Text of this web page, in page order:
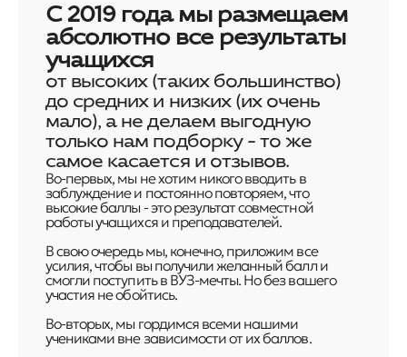
С 2019 года мы размещаем
абсолютно все результаты
учащихся
от высоких (таких большинство)
до средних и низких (их очень
мало), а не делаем выгодную
только нам подборку - то же
самое касается и отзывов.
Во-первых, мы не хотим никого вводить в
заблуждение и постоянно повторяем, что
высокие баллы - это результат совместной
работы учащихся и преподавателей.
В свою очередь мы, конечно, приложим все
усилия, чтобы вы получили желанный балл и
смогли поступить в ВУЗ-мечты. Но без вашего
участия не обойтись.
Во-вторых, мы гордимся всеми нашими
учениками вне зависимости от их баллов.